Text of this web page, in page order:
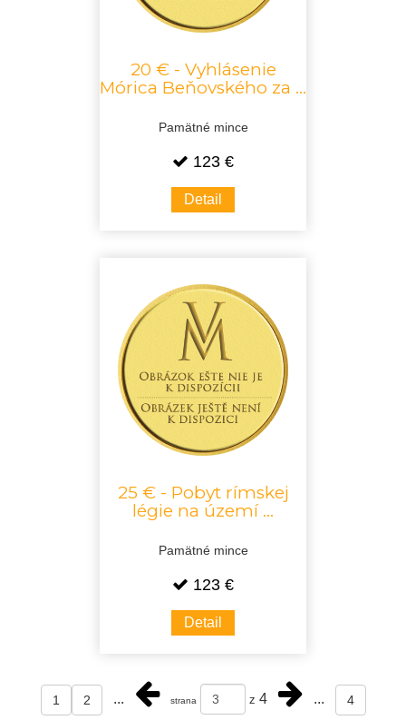
20 € - Vyhlásenie
Mórica Beňovského za ...
Pamätné mince
123 €
Detail
25 € - Pobyt rímskej
légie na území ...
Pamätné mince
123 €
Detail
1 2 ... strana z 4 ... 4